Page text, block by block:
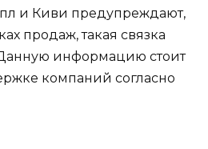
и Киви предупреждают,
продаж, такая связка
информацию стоит
компаний согласно